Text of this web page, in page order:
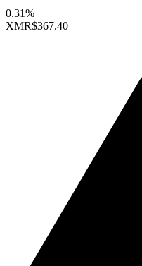
0.31%
XMR$367.40